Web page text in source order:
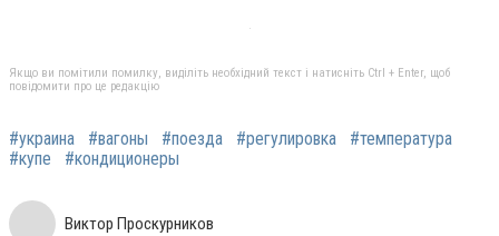
Якщо ви помітили помилку, виділіть необхідний текст і натисніть Ctrl + Enter, щоб
повідомити про це редакцію
#украина #вагоны #поезда #регулировка
#температура
#купе
#кондиционеры
Виктор Проскурников